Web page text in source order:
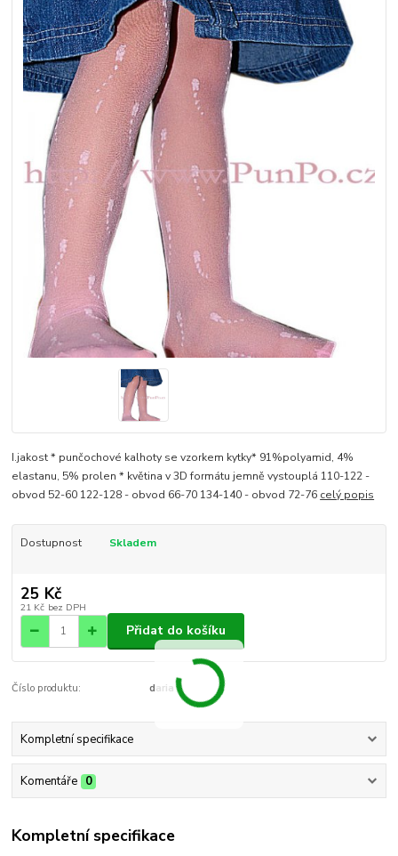
I.jakost * punčochové kalhoty se vzorkem kytky* 91%polyamid, 4%
elastanu, 5% prolen * květina v 3D formátu jemně vystouplá 110-122 -
obvod 52-60 122-128 - obvod 66-70 134-140 - obvod 72-76 celý popis
Dostupnost Skladem
25 Kč
21 Kč bez DPH
Přidat do košíku
Číslo produktu: daria 3
Kompletní specifikace
Komentáře 0
Kompletní specifikace